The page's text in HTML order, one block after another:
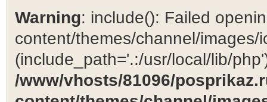
Warning: include(): Failed
content/themes/channel/images/
(include_path='.:/usr/local/lib/
/www/vhosts/81096/